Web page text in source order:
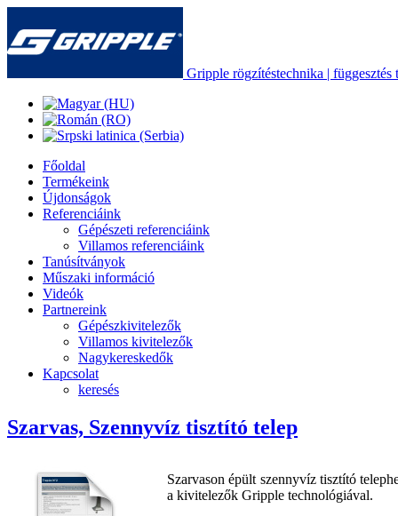
Gripple rögzítéstechnika |
Főoldal
Termékeink
Újdonságok
Referenciáink
Gépészeti referenciáink
Villamos referenciáink
Tanúsítványok
Műszaki információ
Videók
Partnereink
Gépészkivitelezők
Villamos kivitelezők
Nagykereskedők
Kapcsolat
keresés
Szarvas, Szennyvíz tisztító telep
Szarvason épült szennyvíz tisztító
a kivitelezők Gripple technológiával.